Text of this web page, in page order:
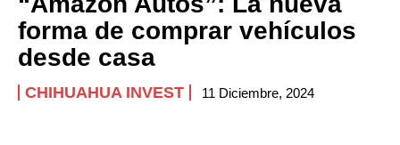
forma de comprar vehículos
desde casa
CHIHUAHUA INVEST 11 Diciembre, 2024